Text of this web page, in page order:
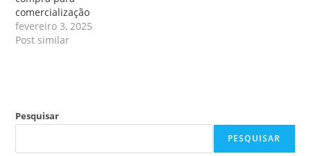
comercialização
fevereiro 3, 2025
Post similar
Pesquisar
PESQUISAR